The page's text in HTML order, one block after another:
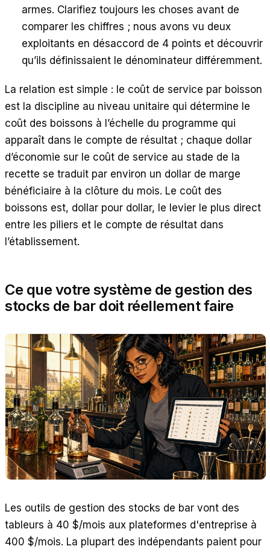
armes. Clarifiez toujours les choses avant de
comparer les chiffres ; nous avons vu deux
exploitants en désaccord de 4 points et découvrir
qu’ils définissaient le dénominateur différemment.
La relation est simple : le coût de service par boisson
est la discipline au niveau unitaire qui détermine le
coût des boissons à l’échelle du programme qui
apparaît dans le compte de résultat ; chaque dollar
d’économie sur le coût de service au stade de la
recette se traduit par environ un dollar de marge
bénéficiaire à la clôture du mois. Le coût des
boissons est, dollar pour dollar, le levier le plus direct
entre les piliers et le compte de résultat dans
l’établissement.
Ce que votre système de gestion des
stocks de bar doit réellement faire
Les outils de gestion des stocks de bar vont des
tableurs à 40 $/mois aux plateformes d'entreprise à
400 $/mois. La plupart des indépendants paient pour